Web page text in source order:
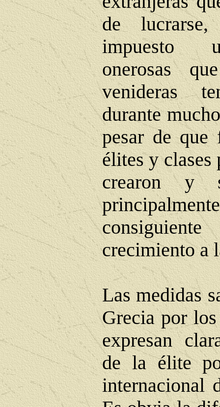
de
impuesto
onerosas
venideras
durante
pesar de que
élites y clases
crearon y
crecimiento a
Las medidas
Grecia por
expresan
de la élite
internacional